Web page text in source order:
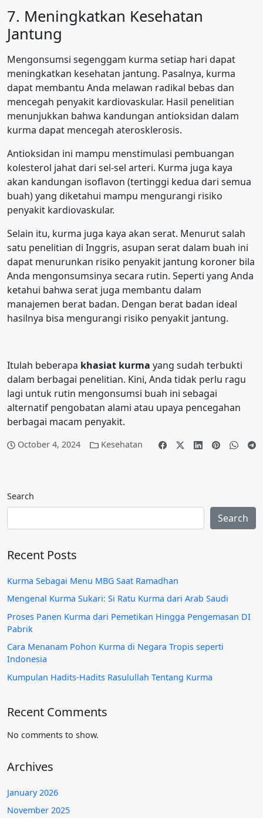
7. Meningkatkan Kesehatan
Jantung
Mengonsumsi segenggam kurma setiap hari dapat
meningkatkan kesehatan jantung. Pasalnya, kurma
dapat membantu Anda melawan radikal bebas dan
mencegah penyakit kardiovaskular. Hasil penelitian
menunjukkan bahwa kandungan antioksidan dalam
kurma dapat mencegah aterosklerosis.
Antioksidan ini mampu menstimulasi pembuangan
kolesterol jahat dari sel-sel arteri. Kurma juga kaya
akan kandungan isoflavon (tertinggi kedua dari semua
buah) yang diketahui mampu mengurangi risiko
penyakit kardiovaskular.
Selain itu, kurma juga kaya akan serat. Menurut salah
satu penelitian di Inggris, asupan serat dalam buah ini
dapat menurunkan risiko penyakit jantung koroner bila
Anda mengonsumsinya secara rutin. Seperti yang Anda
ketahui bahwa serat juga membantu dalam
manajemen berat badan. Dengan berat badan ideal
hasilnya bisa mengurangi risiko penyakit jantung.
Itulah beberapa khasiat kurma yang sudah terbukti
dalam berbagai penelitian. Kini, Anda tidak perlu ragu
lagi untuk rutin mengonsumsi buah ini sebagai
alternatif pengobatan alami atau upaya pencegahan
berbagai macam penyakit.
October 4, 2024 Kesehatan
Search
Search
Recent Posts
Kurma Sebagai Menu MBG Saat Ramadhan
Mengenal Kurma Sukari: Si Ratu Kurma dari Arab Saudi
Proses Panen Kurma dari Pemetikan Hingga Pengemasan DI
Pabrik
Cara Menanam Pohon Kurma di Negara Tropis seperti
Indonesia
Kumpulan Hadits-Hadits Rasulullah Tentang Kurma
Recent Comments
No comments to show.
Archives
January 2026
November 2025